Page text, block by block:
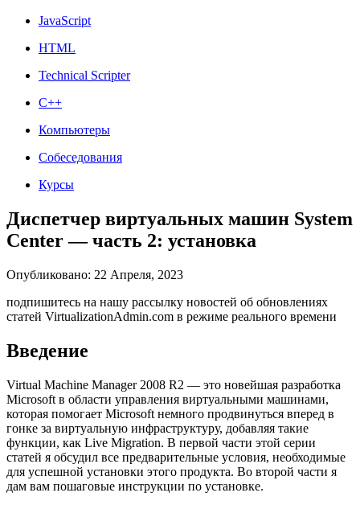
JavaScript
HTML
Technical Scripter
C++
Компьютеры
Собеседования
Курсы
Диспетчер виртуальных машин System
Center — часть 2: установка
Опубликовано: 22 Апреля, 2023
подпишитесь на нашу рассылку новостей об обновлениях
статей VirtualizationAdmin.com в режиме реального времени
Введение
Virtual Machine Manager 2008 R2 — это новейшая разработка
Microsoft в области управления виртуальными машинами,
которая помогает Microsoft немного продвинуться вперед в
гонке за виртуальную инфраструктуру, добавляя такие
функции, как Live Migration. В первой части этой серии
статей я обсудил все предварительные условия, необходимые
для успешной установки этого продукта. Во второй части я
дам вам пошаговые инструкции по установке.